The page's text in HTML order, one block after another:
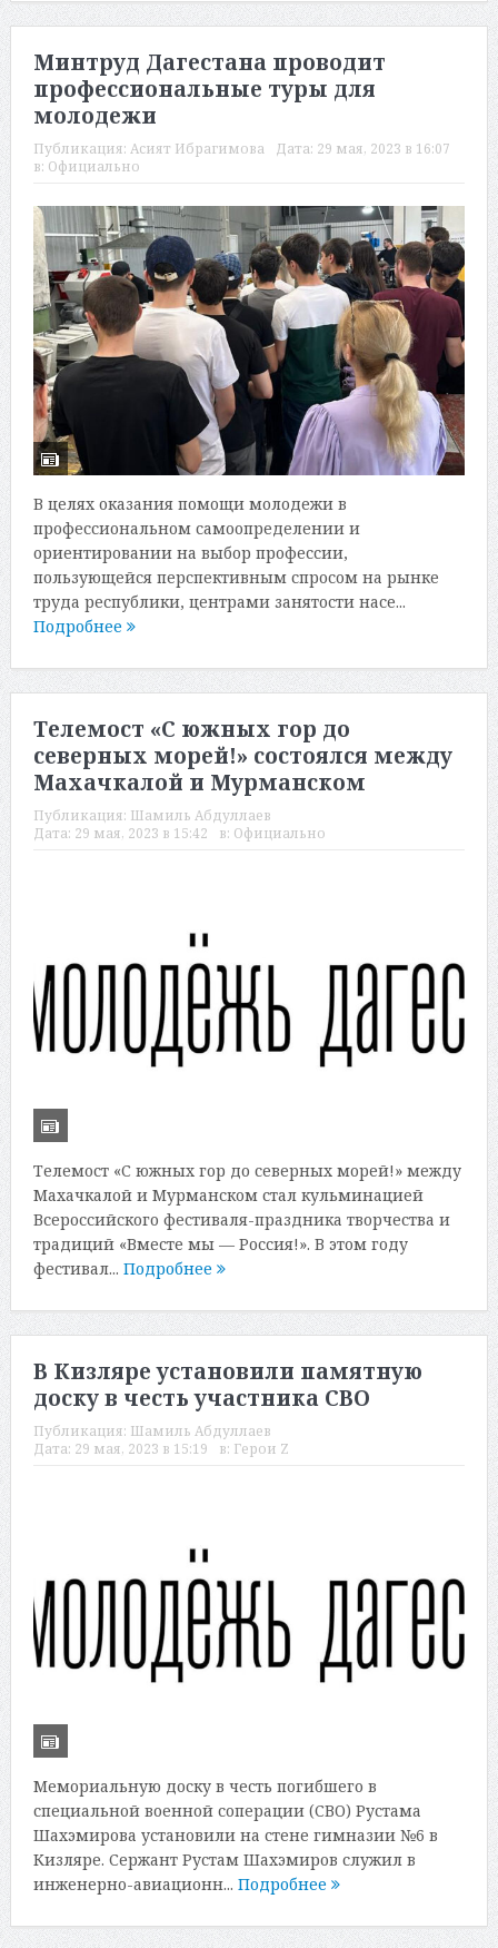
Минтруд Дагестана проводит
профессиональные туры для
молодежи
Публикация: Асият Ибрагимова Дата: 29 мая, 2023 в 16:07
в: Официально
В целях оказания помощи молодежи в
профессиональном самоопределении и
ориентировании на выбор профессии,
пользующейся перспективным спросом на рынке
труда республики, центрами занятости насе...
Подробнее
Телемост «С южных гор до
северных морей!» состоялся между
Махачкалой и Мурманском
Публикация: Шамиль Абдуллаев
Дата: 29 мая, 2023 в 15:42 в: Официально
Телемост «С южных гор до северных морей!» между
Махачкалой и Мурманском стал кульминацией
Всероссийского фестиваля-праздника творчества и
традиций «Вместе мы — Россия!». В этом году
фестивал... Подробнее
В Кизляре установили памятную
доску в честь участника СВО
Публикация: Шамиль Абдуллаев
Дата: 29 мая, 2023 в 15:19 в: Герои Z
Мемориальную доску в честь погибшего в
специальной военной соперации (СВО) Рустама
Шахэмирова установили на стене гимназии №6 в
Кизляре. Сержант Рустам Шахэмиров служил в
инженерно-авиационн... Подробнее